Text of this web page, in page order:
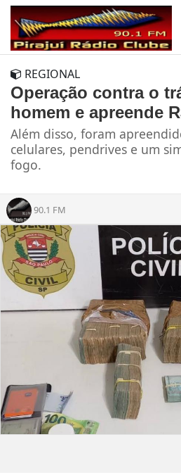
REGIONAL
Operação contra o
homem e apreende
Além disso, foram
celulares, pendrives e um
fogo.
90.1 FM